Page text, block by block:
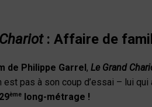
: Affaire de
de Philippe Garrel, Le Grand
est pas à son coup d’essai – lui
ème long-métrage !